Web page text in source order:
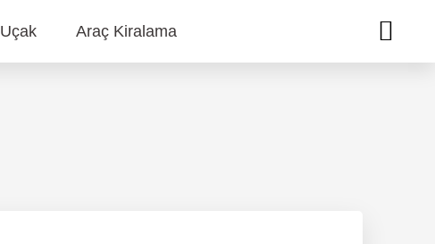
Uçak Araç Kiralama